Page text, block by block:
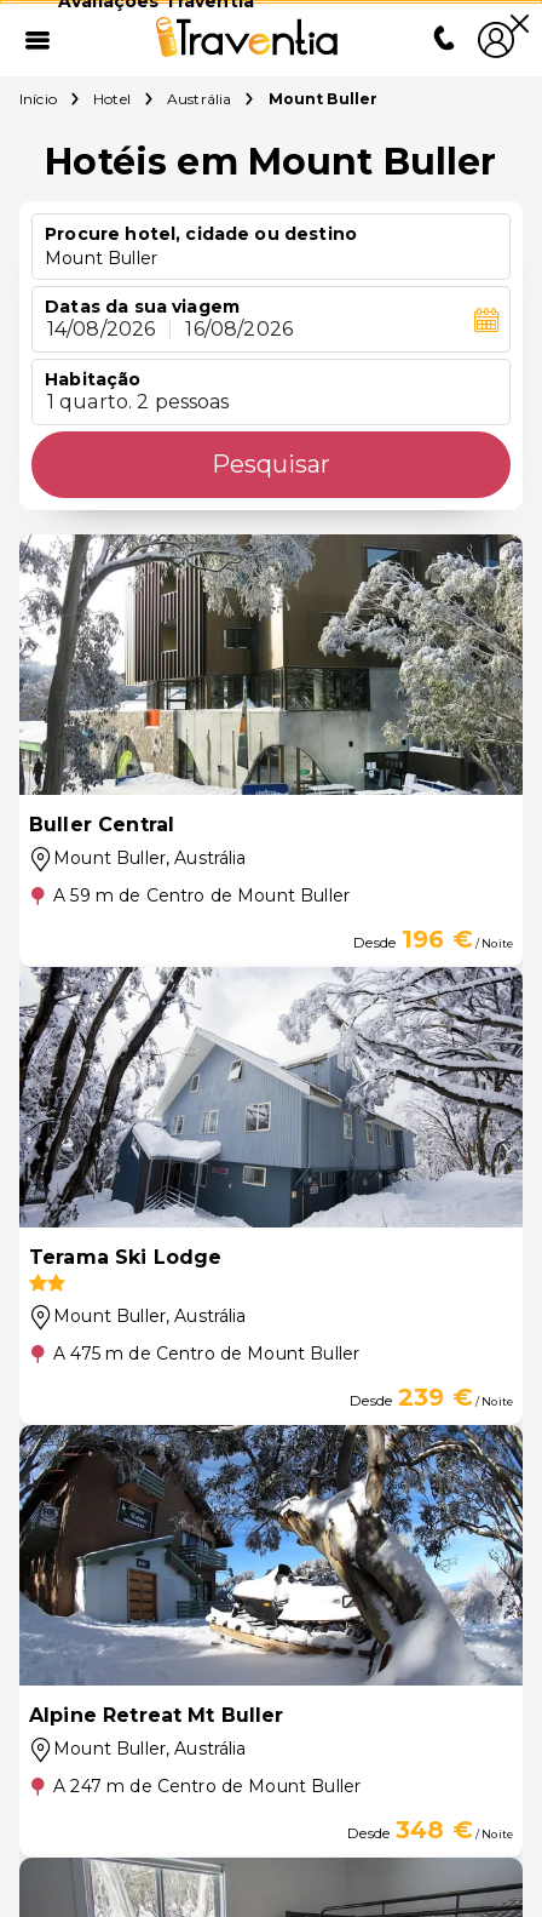
Início Hotel Austrália Mount Buller
Hotéis em Mount Buller
Procure hotel, cidade ou destino
Mount Buller
Datas da sua viagem
14/08/2026 16/08/2026
Habitação
1 quarto. 2 pessoas
Pesquisar
Buller Central
Mount Buller, Austrália
A 59 m de Centro de Mount Buller
Desde 196 €/ Noite
Terama Ski Lodge
Mount Buller, Austrália
A 475 m de Centro de Mount Buller
Desde 239 €/ Noite
Alpine Retreat Mt Buller
Mount Buller, Austrália
A 247 m de Centro de Mount Buller
Desde 348 €/ Noite